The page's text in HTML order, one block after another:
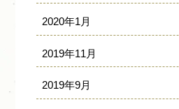
2020年1月
2019年11月
2019年9月